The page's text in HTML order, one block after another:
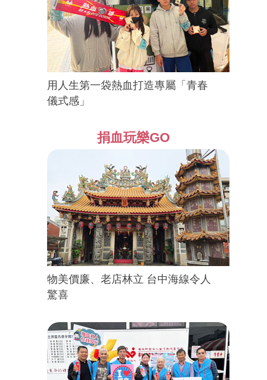
用人生第一袋熱血打造專屬「青春
儀式感」
捐血玩樂GO
物美價廉、老店林立 台中海線令人
驚喜